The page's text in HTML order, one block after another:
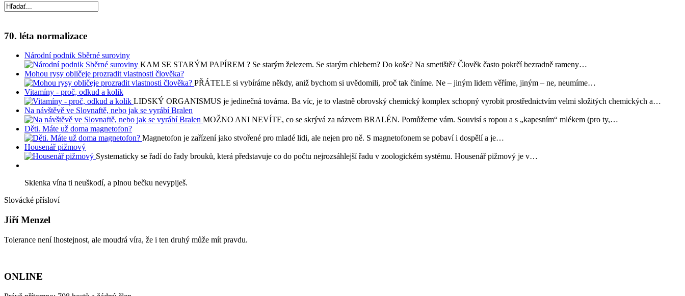
70. léta normalizace
Národní podnik Sběrné suroviny
KAM SE STARÝM PAPÍREM ? Se starým železem. Se starým chlebem? Do koše? Na smetiště? Člověk často pokrčí bezradně rameny…
Mohou rysy obličeje prozradit vlastnosti člověka?
PŘÁTELE si vybíráme někdy, aniž bychom si uvědomili, proč tak činíme. Ne – jiným lidem věříme, jiným – ne, neumíme…
Vitamíny - proč, odkud a kolik
LIDSKÝ ORGANISMUS je jedinečná továrna. Ba víc, je to vlastně obrovský chemický komplex schopný vyrobit prostřednictvím velmi složitých chemických a…
Na návštěvě ve Slovnaftě, nebo jak se vyrábí Bralen
MOŽNO ANI NEVÍTE, co se skrývá za názvem BRALÉN. Pomůžeme vám. Souvisí s ropou a s „kapesním“ mlékem (pro ty,…
Děti. Máte už doma magnetofon?
Magnetofon je zařízení jako stvořené pro mladé lidi, ale nejen pro ně. S magnetofonem se pobaví i dospělí a je…
Housenář pižmový
Systematicky se řadí do řady brouků, která představuje co do počtu nejrozsáhlejší řadu v zoologickém systému. Housenář pižmový je v…
Sklenka vína ti neuškodí, a plnou bečku nevypiješ.
Slovácké přísloví
Jiří Menzel
Tolerance není lhostejnost, ale moudrá víra, že i ten druhý může mít pravdu.
ONLINE